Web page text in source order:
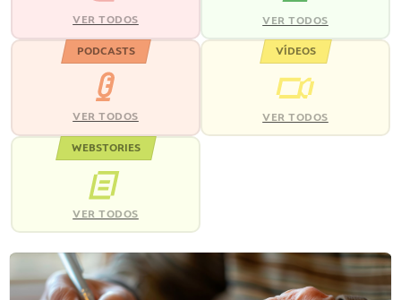
VER TODOS VER TODOS
PODCASTS
VER TODOS
VÍDEOS
VER TODOS
WEBSTORIES
VER TODOS